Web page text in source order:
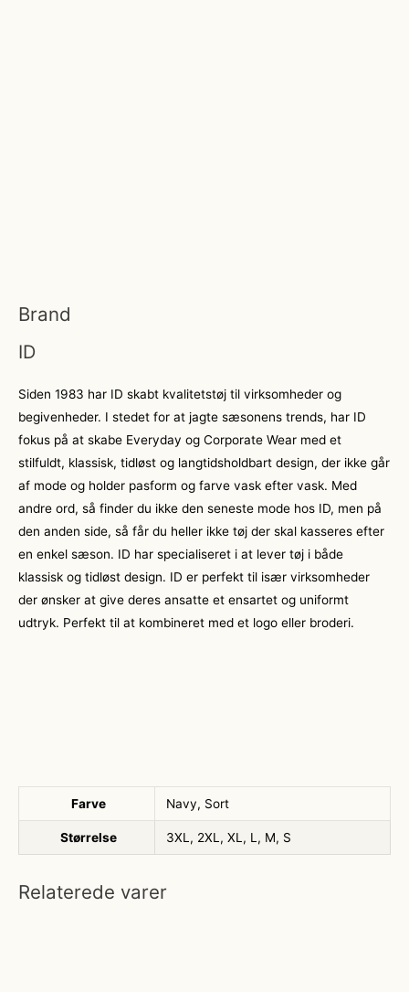
Brand
ID
Siden 1983 har ID skabt kvalitetstøj til virksomheder og
begivenheder. I stedet for at jagte sæsonens trends, har ID
fokus på at skabe Everyday og Corporate Wear med et
stilfuldt, klassisk, tidløst og langtidsholdbart design, der ikke går
af mode og holder pasform og farve vask efter vask. Med
andre ord, så finder du ikke den seneste mode hos ID, men på
den anden side, så får du heller ikke tøj der skal kasseres efter
en enkel sæson. ID har specialiseret i at lever tøj i både
klassisk og tidløst design. ID er perfekt til især virksomheder
der ønsker at give deres ansatte et ensartet og uniformt
udtryk. Perfekt til at kombineret med et logo eller broderi.
Farve Navy, Sort
Størrelse 3XL, 2XL, XL, L, M, S
Relaterede varer